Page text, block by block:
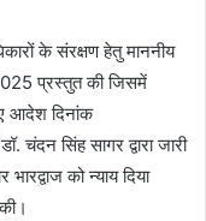
के संरक्षण हेतु माननीय
प्रस्तुत की जिसमें
आदेश दिनांक
चंदन सिंह सागर द्वारा जारी
को न्याय दिया